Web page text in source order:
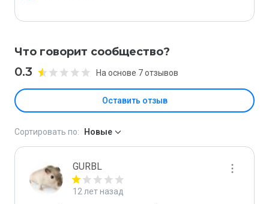
Что говорит сообщество?
0.3 На основе 7 отзывов
Оставить отзыв
Сортировать по: Новые
GURBL
12 лет назад